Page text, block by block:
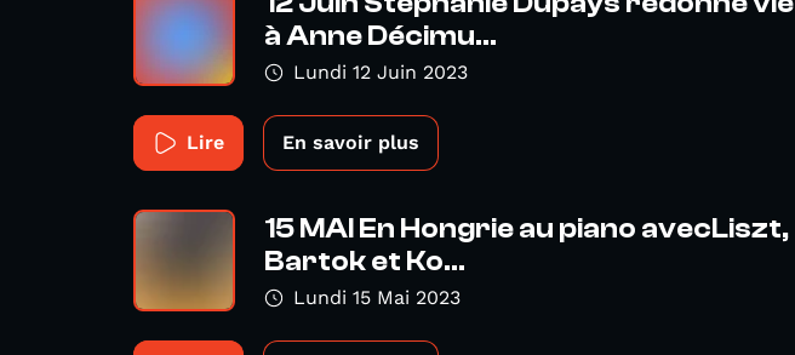
à Anne Décimu...
Lundi 12 Juin 2023
Lire En savoir plus
15 MAI En Hongrie au piano avecLiszt,
Bartok et Ko...
Lundi 15 Mai 2023